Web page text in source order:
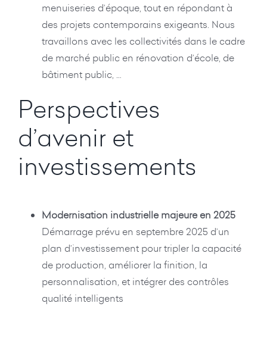
menuiseries d’époque, tout en répondant à
des projets contemporains exigeants. Nous
travaillons avec les collectivités dans le cadre
de marché public en rénovation d’école, de
bâtiment public, …
Perspectives
d’avenir et
investissements
Modernisation industrielle majeure en 2025
Démarrage prévu en septembre 2025 d’un
plan d’investissement pour tripler la capacité
de production, améliorer la finition, la
personnalisation, et intégrer des contrôles
qualité intelligents